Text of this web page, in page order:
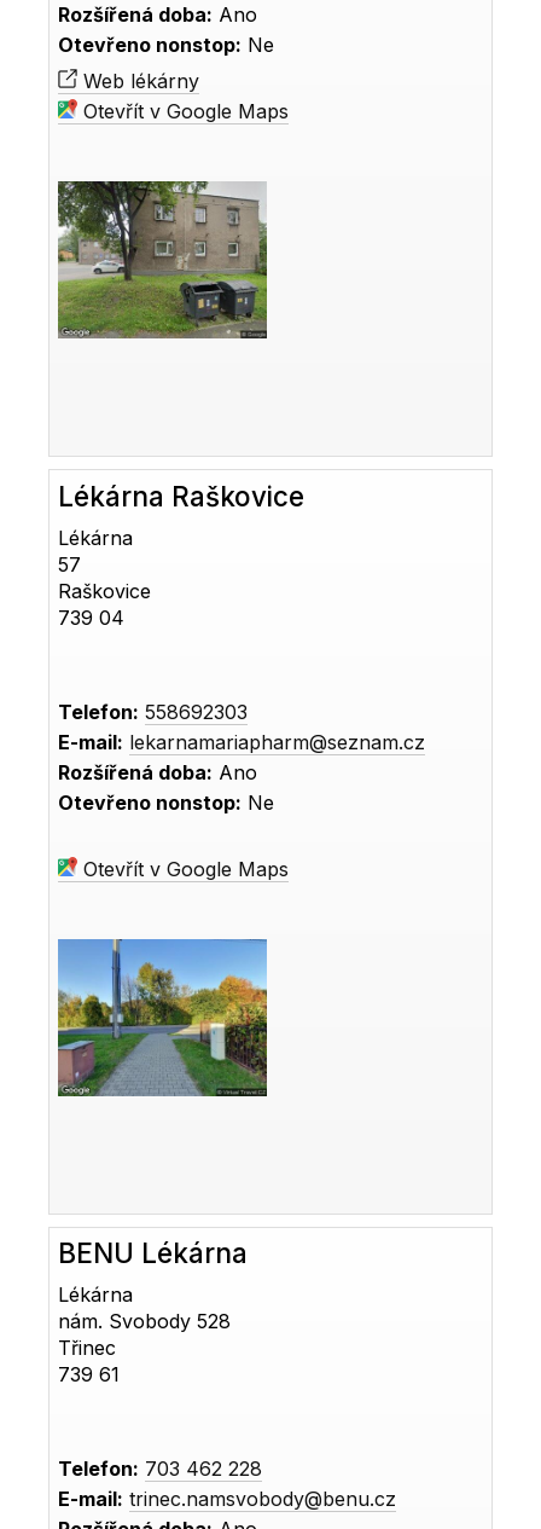
Rozšířená doba: Ano
Otevřeno nonstop: Ne
Web lékárny
Otevřít v Google Maps
Lékárna Raškovice
Lékárna
57
Raškovice
739 04
Telefon: 558692303
E-mail: lekarnamariapharm@seznam.cz
Rozšířená doba: Ano
Otevřeno nonstop: Ne
Otevřít v Google Maps
BENU Lékárna
Lékárna
nám. Svobody 528
Třinec
739 61
Telefon: 703 462 228
E-mail: trinec.namsvobody@benu.cz